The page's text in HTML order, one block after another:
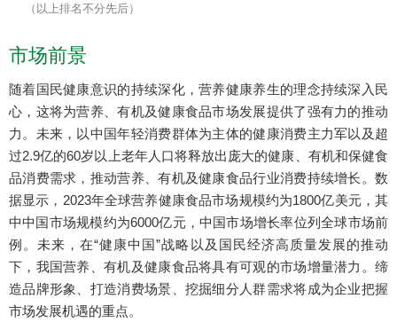
（以上排名不分先后）
市场前景
随着国民健康意识的持续深化，营养健康养生的理念持续深入民
心，这将为营养、有机及健康食品市场发展提供了强有力的推动
力。未来，以中国年轻消费群体为主体的健康消费主力军以及超
过2.9亿的60岁以上老年人口将释放出庞大的健康、有机和保健食
品消费需求，推动营养、有机及健康食品行业消费持续增长。数
据显示，2023年全球营养健康食品市场规模约为1800亿美元，其
中中国市场规模约为6000亿元，中国市场增长率位列全球市场前
例。未来，在“健康中国”战略以及国民经济高质量发展的推动
下，我国营养、有机及健康食品将具有可观的市场增量潜力。缔
造品牌形象、打造消费场景、挖掘细分人群需求将成为企业把握
市场发展机遇的重点。